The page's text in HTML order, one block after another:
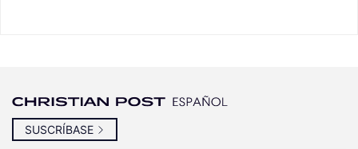
SUSCRÍBASE